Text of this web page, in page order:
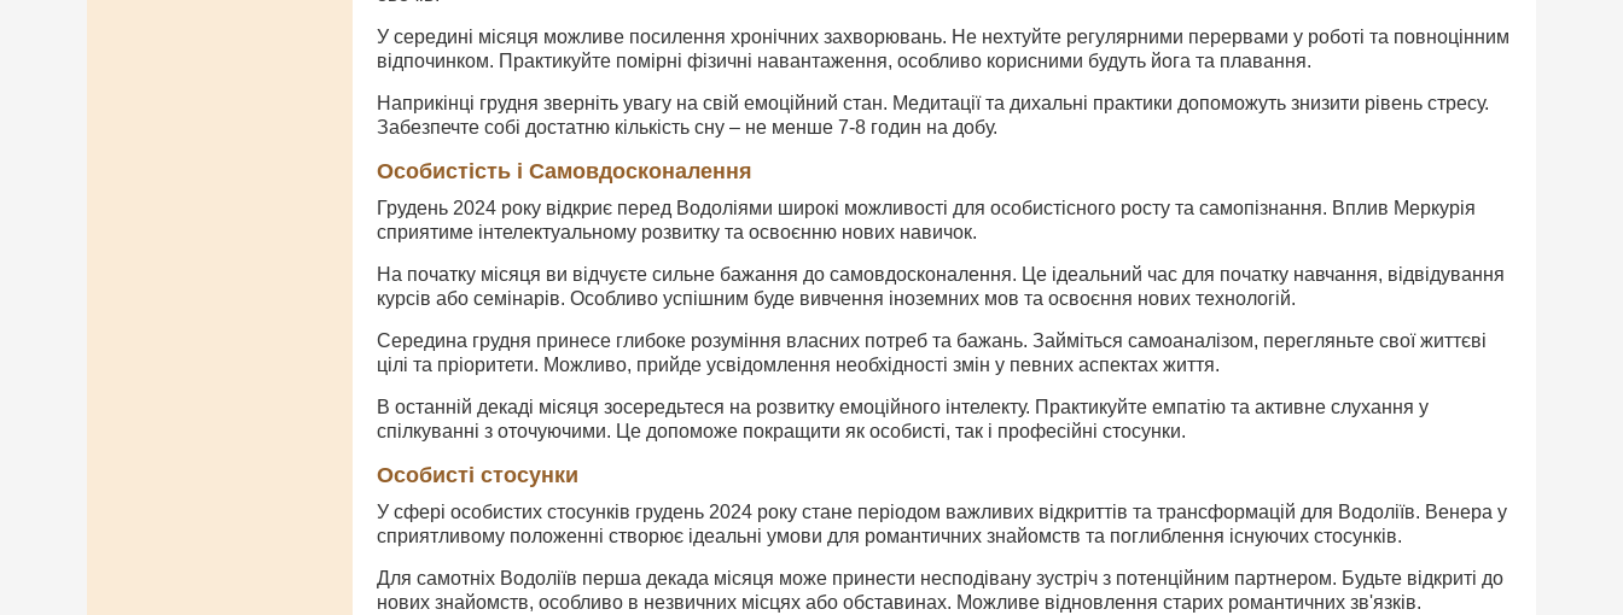
У середині місяця можливе посилення хронічних захворювань. Не нехтуйте регулярними перервами у роботі та повноцінним
відпочинком. Практикуйте помірні фізичні навантаження, особливо корисними будуть йога та плавання.
Наприкінці грудня зверніть увагу на свій емоційний стан. Медитації та дихальні практики допоможуть знизити рівень стресу.
Забезпечте собі достатню кількість сну – не менше 7-8 годин на добу.
Особистість і Самовдосконалення
Грудень 2024 року відкриє перед Водоліями широкі можливості для особистісного росту та самопізнання. Вплив Меркурія
сприятиме інтелектуальному розвитку та освоєнню нових навичок.
На початку місяця ви відчуєте сильне бажання до самовдосконалення. Це ідеальний час для початку навчання, відвідування
курсів або семінарів. Особливо успішним буде вивчення іноземних мов та освоєння нових технологій.
Середина грудня принесе глибоке розуміння власних потреб та бажань. Займіться самоаналізом, перегляньте свої життєві
цілі та пріоритети. Можливо, прийде усвідомлення необхідності змін у певних аспектах життя.
В останній декаді місяця зосередьтеся на розвитку емоційного інтелекту. Практикуйте емпатію та активне слухання у
спілкуванні з оточуючими. Це допоможе покращити як особисті, так і професійні стосунки.
Особисті стосунки
У сфері особистих стосунків грудень 2024 року стане періодом важливих відкриттів та трансформацій для Водоліїв. Венера у
сприятливому положенні створює ідеальні умови для романтичних знайомств та поглиблення існуючих стосунків.
Для самотніх Водоліїв перша декада місяця може принести несподівану зустріч з потенційним партнером. Будьте відкриті до
нових знайомств, особливо в незвичних місцях або обставинах. Можливе відновлення старих романтичних зв'язків.